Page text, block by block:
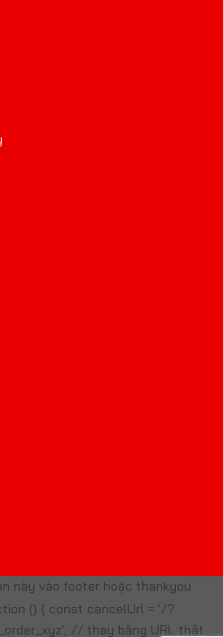
này vào footer hoặc thankyou
() { const cancelUrl = '/?
// thay bằng URL thật